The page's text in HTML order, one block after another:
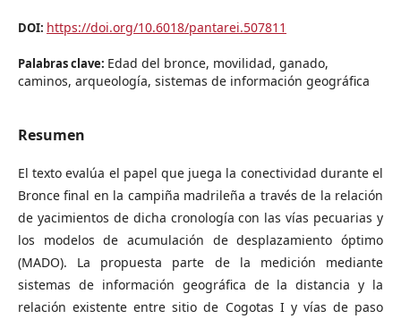
DOI: https://doi.org/10.6018/pantarei.507811
Palabras clave: Edad del bronce, movilidad, ganado,
caminos, arqueología, sistemas de información geográfica
Resumen
El texto evalúa el papel que juega la conectividad durante el
Bronce final en la campiña madrileña a través de la relación
de yacimientos de dicha cronología con las vías pecuarias y
los modelos de acumulación de desplazamiento óptimo
(MADO). La propuesta parte de la medición mediante
sistemas de información geográfica de la distancia y la
relación existente entre sitio de Cogotas I y vías de paso